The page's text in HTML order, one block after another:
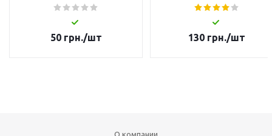
50грн./шт 130 грн./шт
О компании